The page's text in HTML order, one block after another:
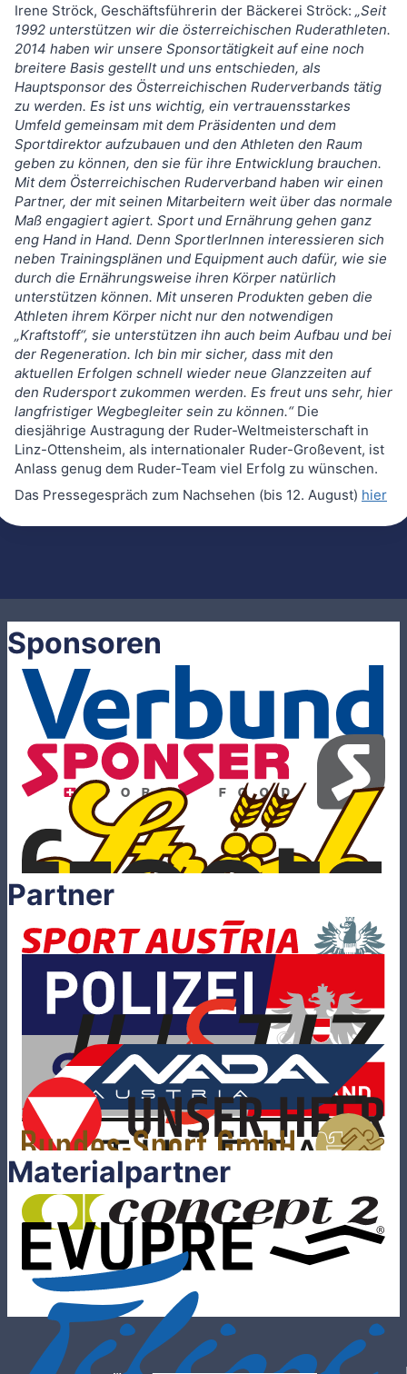
Irene Ströck, Geschäftsführerin der Bäckerei Ströck: „Seit
1992 unterstützen wir die österreichischen Ruderathleten.
2014 haben wir unsere Sponsortätigkeit auf eine noch
breitere Basis gestellt und uns entschieden, als
Hauptsponsor des Österreichischen Ruderverbands tätig
zu werden. Es ist uns wichtig, ein vertrauensstarkes
Umfeld gemeinsam mit dem Präsidenten und dem
Sportdirektor aufzubauen und den Athleten den Raum
geben zu können, den sie für ihre Entwicklung brauchen.
Mit dem Österreichischen Ruderverband haben wir einen
Partner, der mit seinen Mitarbeitern weit über das normale
Maß engagiert agiert. Sport und Ernährung gehen ganz
eng Hand in Hand. Denn SportlerInnen interessieren sich
neben Trainingsplänen und Equipment auch dafür, wie sie
durch die Ernährungsweise ihren Körper natürlich
unterstützen können. Mit unseren Produkten geben die
Athleten ihrem Körper nicht nur den notwendigen
„Kraftstoff“, sie unterstützen ihn auch beim Aufbau und bei
der Regeneration. Ich bin mir sicher, dass mit den
aktuellen Erfolgen schnell wieder neue Glanzzeiten auf
den Rudersport zukommen werden. Es freut uns sehr, hier
langfristiger Wegbegleiter sein zu können.“Die
diesjährige Austragung der Ruder-Weltmeisterschaft in
Linz-Ottensheim, als internationaler Ruder-Großevent, ist
Anlass genug dem Ruder-Team viel Erfolg zu wünschen.
Das Pressegespräch zum Nachsehen (bis 12. August) hier
Sponsoren
Partner
Materialpartner